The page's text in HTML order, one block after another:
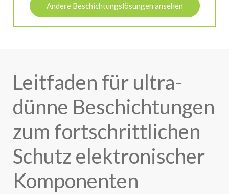
Andere Beschichtungslösungen ansehen
Leitfaden für ultra-
dünne Beschichtungen
zum fortschrittlichen
Schutz elektronischer
Komponenten